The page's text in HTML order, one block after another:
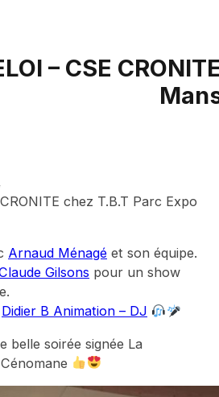
– CSE
chez T.B.T Parc Expo
Arnaud Ménagé et son équipe.
Gilsons pour un show
Didier B Animation – DJ
belle soirée signée La